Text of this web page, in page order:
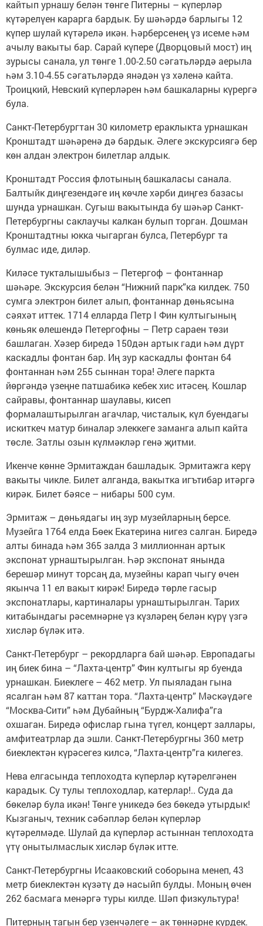
кайтып урнашу белән төнге Питерны – күперләр
күтәрелүен карарга бардык. Бу шәһәрдә барлыгы 12
күпер шулай күтәрелә икән. Һәрберсенең үз исеме һәм
ачылу вакыты бар. Сарай күпере (Дворцовый мост) иң
зурысы санала, ул төнге 1.00-2.50 сәгатьләрдә аерыла
һәм 3.10-4.55 сәгатьләрдә янәдән үз хәленә кайта.
Троицкий, Невский күперләрен һәм башкаларны күрергә
була.
Санкт-Петербургтан 30 километр ераклыкта урнашкан
Кронштадт шәһәренә дә бардык. Әлеге экскурсиягә бер
көн алдан электрон билетлар алдык.
Кронштадт Россия флотының башкаласы санала.
Балтыйк диңгезендәге иң көчле хәрби диңгез базасы
шунда урнашкан. Сугыш вакытында бу шәһәр Санкт-
Петербургны саклаучы калкан булып торган. Дошман
Кронштадтны юкка чыгарган булса, Петербург та
булмас иде, диләр.
Киләсе тукталышыбыз – Петергоф – фонтаннар
шәһәре. Экскурсия белән “Нижний парк”ка килдек. 750
сумга электрон билет алып, фонтаннар дөньясына
сәяхәт иттек. 1714 елларда Петр I Фин култыгының
көньяк өлешендә Петергофны – Петр сараен төзи
башлаган. Хәзер биредә 150дән артык гади һәм дүрт
каскадлы фонтан бар. Иң зур каскадлы фонтан 64
фонтаннан һәм 255 сыннан тора! Әлеге паркта
йөргәндә үзеңне патшабикә кебек хис итәсең. Кошлар
сайравы, фонтаннар шаулавы, кисеп
формалаштырылган агачлар, чисталык, күл буендагы
искиткеч матур биналар элеккеге заманга алып кайта
төсле. Затлы озын күлмәкләр генә җитми.
Икенче көнне Эрмитаждан башладык. Эрмитажга керү
вакыты чикле. Билет алганда, вакытка игътибар итәргә
кирәк. Билет бәясе – нибары 500 сум.
Эрмитаж – дөньядагы иң зур музейларның берсе.
Музейга 1764 елда Бөек Екатерина нигез салган. Биредә
алты бинада һәм 365 залда 3 миллионнан артык
экспонат урнаштырылган. Һәр экспонат янында
берешәр минут торсаң да, музейны карап чыгу өчен
якынча 11 ел вакыт кирәк! Биредә төрле гасыр
экспонатлары, картиналары урнаштырылган. Тарих
китабындагы рәсемнәрне үз күзләрең белән күрү үзгә
хисләр бүләк итә.
Санкт-Петербург – рекордларга бай шәһәр. Европадагы
иң биек бина – “Лахта-центр” Фин култыгы яр буенда
урнашкан. Биеклеге – 462 метр. Ул пыяладан гына
ясалган һәм 87 каттан тора. “Лахта-центр” Мәскәүдәге
“Москва-Сити” һәм Дубайның “Бурдж-Халифа”га
охшаган. Биредә офислар гына түгел, концерт заллары,
амфитеатрлар да эшли. Санкт-Петербургны 360 метр
биеклектән күрәсегез килсә, “Лахта-центр”га килегез.
Нева елгасында теплоходта күперләр күтәрелгәнен
карадык. Су тулы теплоходлар, катерлар!.. Суда да
бөкеләр була икән! Төнге уникедә без бөкедә утырдык!
Кызганыч, техник сәбәпләр белән күперләр
күтәрелмәде. Шулай да күперләр астыннан теплоходта
үтү онытылмаслык хисләр бүләк итте.
Санкт-Петербургны Исааковский соборына менеп, 43
метр биеклектән күзәтү дә насыйп булды. Моның өчен
262 басмага менәргә туры килде. Шәп физкультура!
Питерның тагын бер үзенчәлеге – ак төннәрне күрдек.